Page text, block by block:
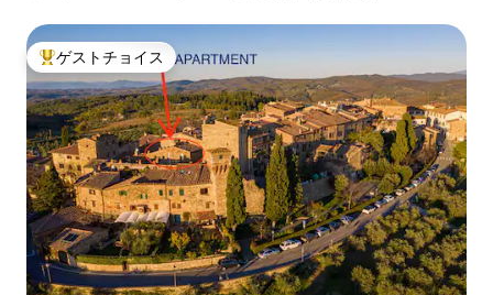
大好評のゲストチョイスです。
ゲストチョイス